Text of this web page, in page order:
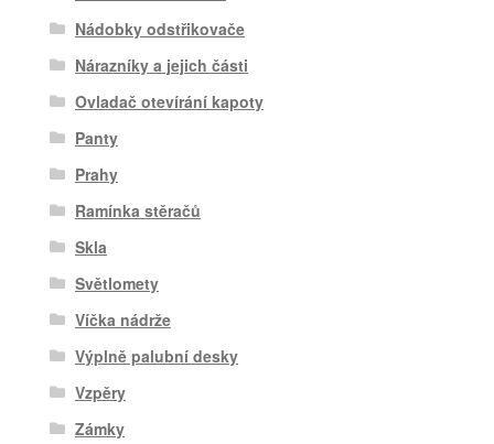
Nádobky odstřikovače
Nárazníky a jejich části
Ovladač otevírání kapoty
Panty
Prahy
Ramínka stěračů
Skla
Světlomety
Víčka nádrže
Výplně palubní desky
Vzpěry
Zámky